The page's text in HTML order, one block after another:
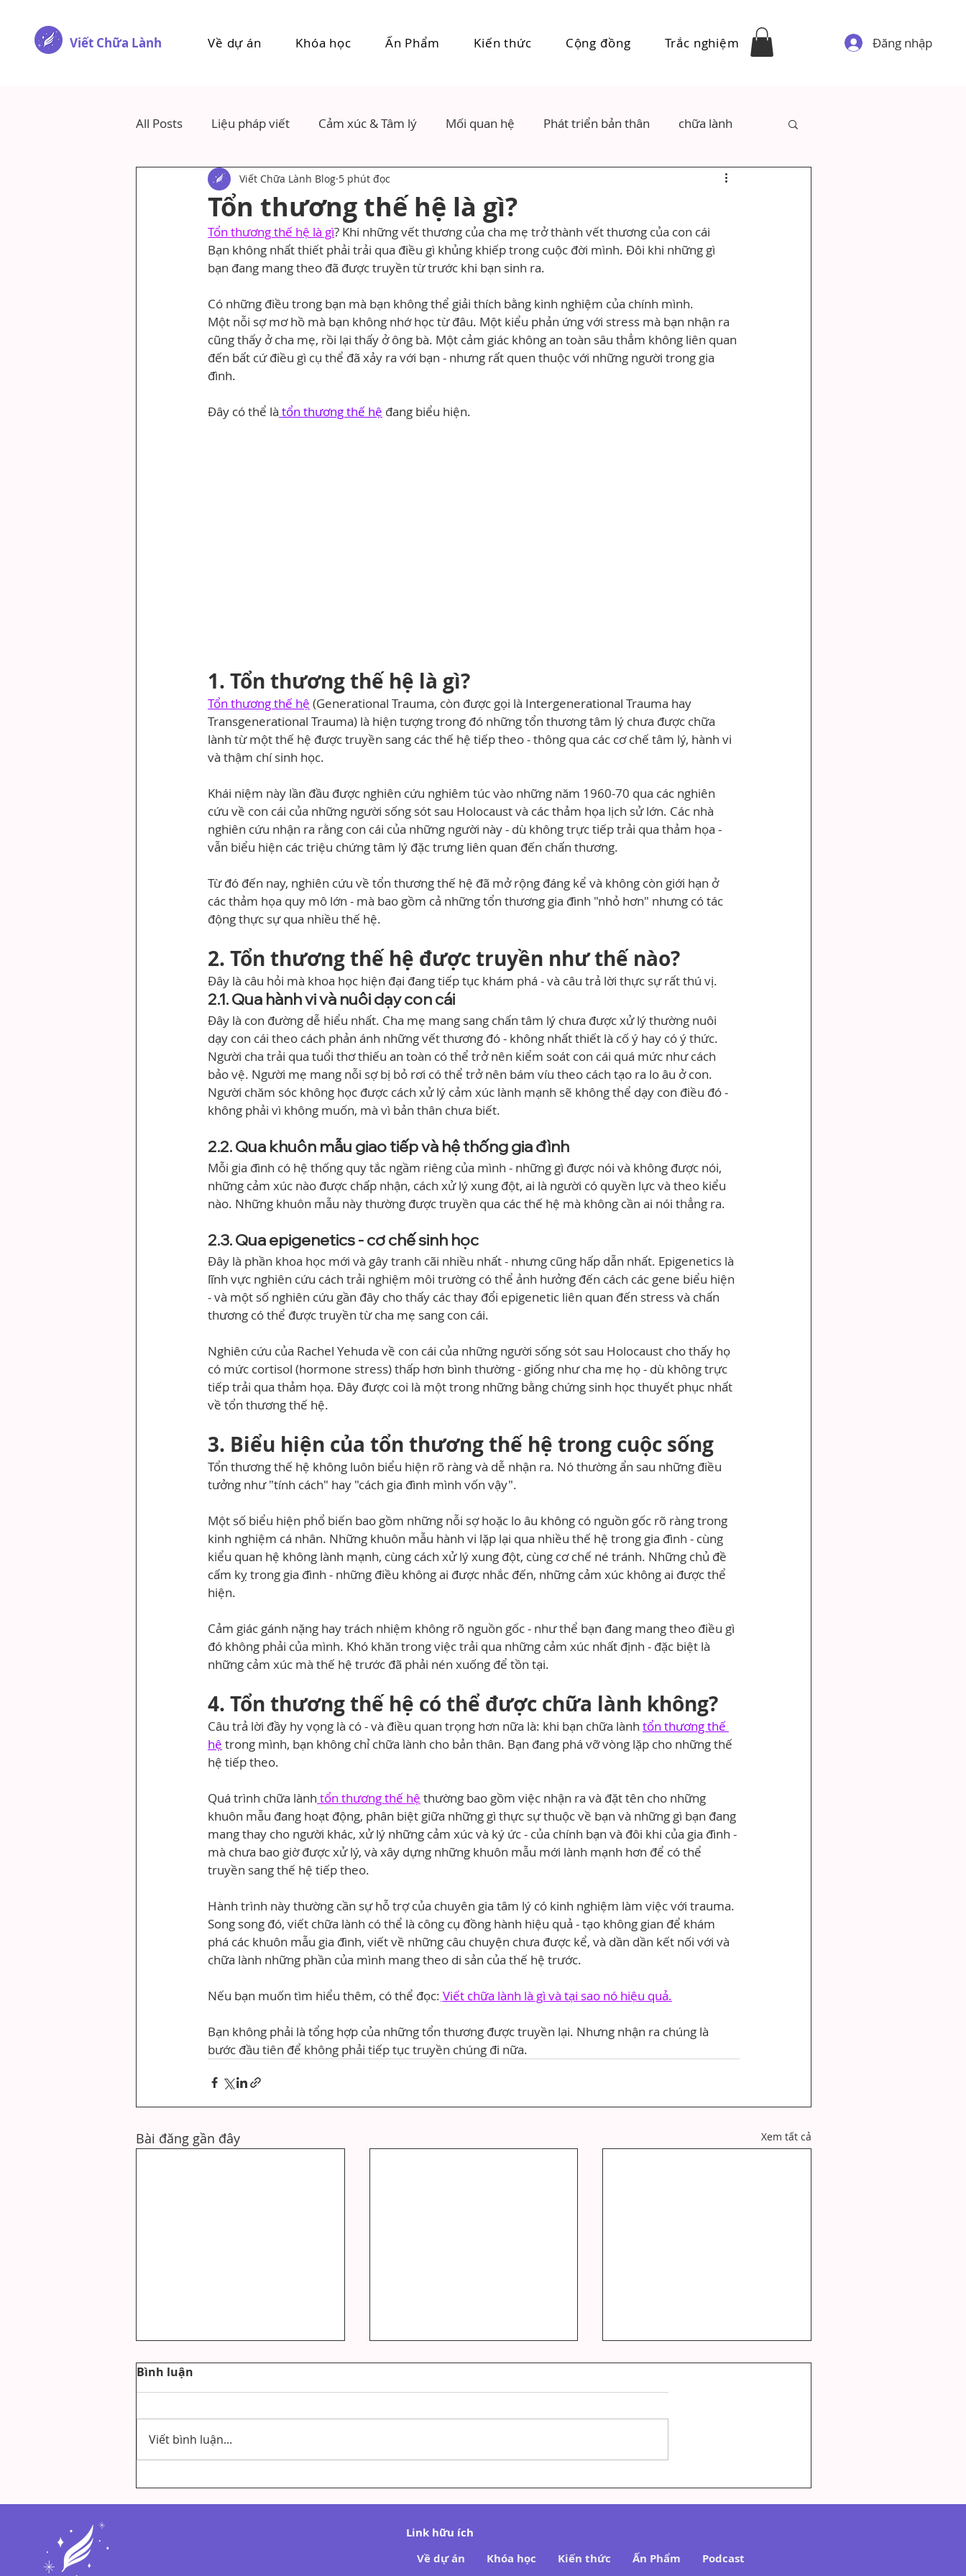
Viết Chữa Lành Về dự án Khóa học Ấn Phẩm Kiến thức Cộng đồng Trắc nghiệm Đăng nhập
All Posts Liệu pháp viết Cảm xúc & Tâm lý Mối quan hệ Phát triển bản thân chữa lành
Tổn thương thế hệ là gì?
Viết Chữa Lành Blog 5 phút đọc
Tổn thương thế hệ là gì? Khi những vết thương của cha mẹ trở thành vết thương của con cái
Bạn không nhất thiết phải trải qua điều gì khủng khiếp trong cuộc đời mình. Đôi khi những gì
bạn đang mang theo đã được truyền từ trước khi bạn sinh ra.
Có những điều trong bạn mà bạn không thể giải thích bằng kinh nghiệm của chính mình.
Một nỗi sợ mơ hồ mà bạn không nhớ học từ đâu. Một kiểu phản ứng với stress mà bạn nhận ra
cũng thấy ở cha mẹ, rồi lại thấy ở ông bà. Một cảm giác không an toàn sâu thẳm không liên quan
đến bất cứ điều gì cụ thể đã xảy ra với bạn - nhưng rất quen thuộc với những người trong gia
đình.
Đây có thể là tổn thương thế hệ đang biểu hiện.
1. Tổn thương thế hệ là gì?
Tổn thương thế hệ (Generational Trauma, còn được gọi là Intergenerational Trauma hay
Transgenerational Trauma) là hiện tượng trong đó những tổn thương tâm lý chưa được chữa
lành từ một thế hệ được truyền sang các thế hệ tiếp theo - thông qua các cơ chế tâm lý, hành vi
và thậm chí sinh học.
Khái niệm này lần đầu được nghiên cứu nghiêm túc vào những năm 1960-70 qua các nghiên
cứu về con cái của những người sống sót sau Holocaust và các thảm họa lịch sử lớn. Các nhà
nghiên cứu nhận ra rằng con cái của những người này - dù không trực tiếp trải qua thảm họa -
vẫn biểu hiện các triệu chứng tâm lý đặc trưng liên quan đến chấn thương.
Từ đó đến nay, nghiên cứu về tổn thương thế hệ đã mở rộng đáng kể và không còn giới hạn ở
các thảm họa quy mô lớn - mà bao gồm cả những tổn thương gia đình "nhỏ hơn" nhưng có tác
động thực sự qua nhiều thế hệ.
2. Tổn thương thế hệ được truyền như thế nào?
Đây là câu hỏi mà khoa học hiện đại đang tiếp tục khám phá - và câu trả lời thực sự rất thú vị.
2.1. Qua hành vi và nuôi dạy con cái
Đây là con đường dễ hiểu nhất. Cha mẹ mang sang chấn tâm lý chưa được xử lý thường nuôi
dạy con cái theo cách phản ánh những vết thương đó - không nhất thiết là cố ý hay có ý thức.
Người cha trải qua tuổi thơ thiếu an toàn có thể trở nên kiểm soát con cái quá mức như cách
bảo vệ. Người mẹ mang nỗi sợ bị bỏ rơi có thể trở nên bám víu theo cách tạo ra lo âu ở con.
Người chăm sóc không học được cách xử lý cảm xúc lành mạnh sẽ không thể dạy con điều đó -
không phải vì không muốn, mà vì bản thân chưa biết.
2.2. Qua khuôn mẫu giao tiếp và hệ thống gia đình
Mỗi gia đình có hệ thống quy tắc ngầm riêng của mình - những gì được nói và không được nói,
những cảm xúc nào được chấp nhận, cách xử lý xung đột, ai là người có quyền lực và theo kiểu
nào. Những khuôn mẫu này thường được truyền qua các thế hệ mà không cần ai nói thẳng ra.
2.3. Qua epigenetics - cơ chế sinh học
Đây là phần khoa học mới và gây tranh cãi nhiều nhất - nhưng cũng hấp dẫn nhất. Epigenetics là
lĩnh vực nghiên cứu cách trải nghiệm môi trường có thể ảnh hưởng đến cách các gene biểu hiện
- và một số nghiên cứu gần đây cho thấy các thay đổi epigenetic liên quan đến stress và chấn
thương có thể được truyền từ cha mẹ sang con cái.
Nghiên cứu của Rachel Yehuda về con cái của những người sống sót sau Holocaust cho thấy họ
có mức cortisol (hormone stress) thấp hơn bình thường - giống như cha mẹ họ - dù không trực
tiếp trải qua thảm họa. Đây được coi là một trong những bằng chứng sinh học thuyết phục nhất
về tổn thương thế hệ.
3. Biểu hiện của tổn thương thế hệ trong cuộc sống
Tổn thương thế hệ không luôn biểu hiện rõ ràng và dễ nhận ra. Nó thường ẩn sau những điều
tưởng như "tính cách" hay "cách gia đình mình vốn vậy".
Một số biểu hiện phổ biến bao gồm những nỗi sợ hoặc lo âu không có nguồn gốc rõ ràng trong
kinh nghiệm cá nhân. Những khuôn mẫu hành vi lặp lại qua nhiều thế hệ trong gia đình - cùng
kiểu quan hệ không lành mạnh, cùng cách xử lý xung đột, cùng cơ chế né tránh. Những chủ đề
cấm kỵ trong gia đình - những điều không ai được nhắc đến, những cảm xúc không ai được thể
hiện.
Cảm giác gánh nặng hay trách nhiệm không rõ nguồn gốc - như thể bạn đang mang theo điều gì
đó không phải của mình. Khó khăn trong việc trải qua những cảm xúc nhất định - đặc biệt là
những cảm xúc mà thế hệ trước đã phải nén xuống để tồn tại.
4. Tổn thương thế hệ có thể được chữa lành không?
Câu trả lời đầy hy vọng là có - và điều quan trọng hơn nữa là: khi bạn chữa lành tổn thương thế
hệ trong mình, bạn không chỉ chữa lành cho bản thân. Bạn đang phá vỡ vòng lặp cho những thế
hệ tiếp theo.
Quá trình chữa lành tổn thương thế hệ thường bao gồm việc nhận ra và đặt tên cho những
khuôn mẫu đang hoạt động, phân biệt giữa những gì thực sự thuộc về bạn và những gì bạn đang
mang thay cho người khác, xử lý những cảm xúc và ký ức - của chính bạn và đôi khi của gia đình -
mà chưa bao giờ được xử lý, và xây dựng những khuôn mẫu mới lành mạnh hơn để có thể
truyền sang thế hệ tiếp theo.
Hành trình này thường cần sự hỗ trợ của chuyên gia tâm lý có kinh nghiệm làm việc với trauma.
Song song đó, viết chữa lành có thể là công cụ đồng hành hiệu quả - tạo không gian để khám
phá các khuôn mẫu gia đình, viết về những câu chuyện chưa được kể, và dần dần kết nối với và
chữa lành những phần của mình mang theo di sản của thế hệ trước.
Nếu bạn muốn tìm hiểu thêm, có thể đọc: Viết chữa lành là gì và tại sao nó hiệu quả.
Bạn không phải là tổng hợp của những tổn thương được truyền lại. Nhưng nhận ra chúng là
bước đầu tiên để không phải tiếp tục truyền chúng đi nữa.
Bài đăng gần đây Xem tất cả
4 Thay Đổi Khi Viết Chữa
Lành Bạn Có Thể Nhận Ra
SAU BAO LÂU VIẾT CHỮA
LÀNH THẤY HIỆU QUẢ?
VIẾT CHỮA LÀNH VÀ TRỊ
LIỆU TÂM LÝ: KHÁC NHAU
Bình luận
Viết bình luận...
Link hữu ích
Về dự án
Khóa học Kiến thức Ấn Phẩm Podcast